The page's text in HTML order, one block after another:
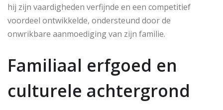
hij zijn vaardigheden verfijnde en een competitief
voordeel ontwikkelde, ondersteund door de
onwrikbare aanmoediging van zijn familie.
Familiaal erfgoed en
culturele achtergrond